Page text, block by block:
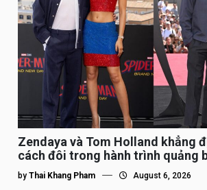
Zendaya và Tom Holland khẳng
cách đôi trong hành trình quảng
by Thai Khang Pham August 6, 2026